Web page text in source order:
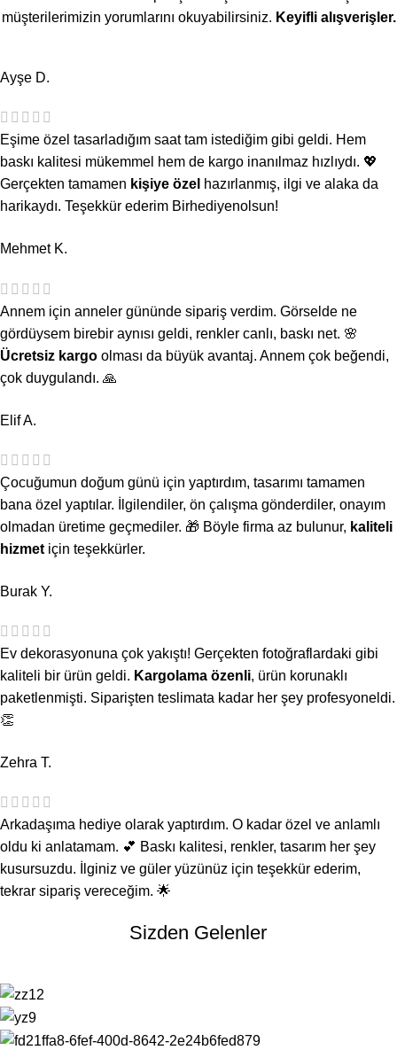
müşterilerimizin yorumlarını okuyabilirsiniz. Keyifli alışverişler.
Ayşe D.
Eşime özel tasarladığım saat tam istediğim gibi geldi. Hem
baskı kalitesi mükemmel hem de kargo inanılmaz hızlıydı. 💖
Gerçekten tamamen kişiye özel hazırlanmış, ilgi ve alaka da
harikaydı. Teşekkür ederim Birhediyenolsun!
Mehmet K.
Annem için anneler gününde sipariş verdim. Görselde ne
gördüysem birebir aynısı geldi, renkler canlı, baskı net. 🌸
Ücretsiz kargo olması da büyük avantaj. Annem çok beğendi,
çok duygulandı. 🙏
Elif A.
Çocuğumun doğum günü için yaptırdım, tasarımı tamamen
bana özel yaptılar. İlgilendiler, ön çalışma gönderdiler, onayım
olmadan üretime geçmediler. 🎁 Böyle firma az bulunur, kaliteli
hizmet için teşekkürler.
Burak Y.
Ev dekorasyonuna çok yakıştı! Gerçekten fotoğraflardaki gibi
kaliteli bir ürün geldi. Kargolama özenli, ürün korunaklı
paketlenmişti. Siparişten teslimata kadar her şey profesyoneldi.
👏
Zehra T.
Arkadaşıma hediye olarak yaptırdım. O kadar özel ve anlamlı
oldu ki anlatamam. 💕 Baskı kalitesi, renkler, tasarım her şey
kusursuzdu. İlginiz ve güler yüzünüz için teşekkür ederim,
tekrar sipariş vereceğim. 🌟
Sizden Gelenler